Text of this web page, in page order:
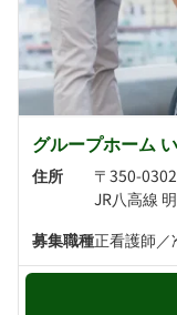
グループホーム
住所
〒350-
JR八高線
募集職種正看護師／